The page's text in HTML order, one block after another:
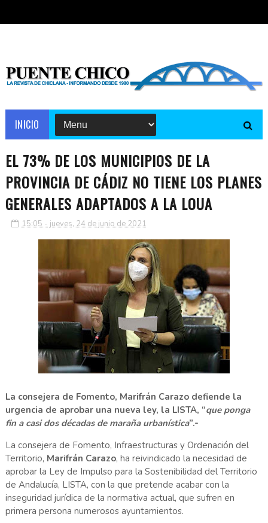
INICIO
EL 73% DE LOS MUNICIPIOS DE LA
PROVINCIA DE CÁDIZ NO TIENE LOS PLANES
GENERALES ADAPTADOS A LA LOUA
15:05 - jueves, 24 de junio de 2021
La consejera de Fomento, Marifrán Carazo defiende la
urgencia de aprobar una nueva ley, la LISTA, “que ponga
fin a casi dos décadas de maraña urbanística”.-
La consejera de Fomento, Infraestructuras y Ordenación del
Territorio, Marifrán Carazo, ha reivindicado la necesidad de
aprobar la Ley de Impulso para la Sostenibilidad del Territorio
de Andalucía, LISTA, con la que pretende acabar con la
inseguridad jurídica de la normativa actual, que sufren en
primera persona numerosos ayuntamientos.